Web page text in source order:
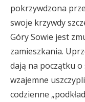
pokrzywdzona
swoje krzywdy
Góry Sowie jest
zamieszkania.
dają na początku o
wzajemne
codzienne